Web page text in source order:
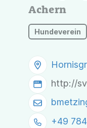
Achern
Hundeverein
http://
+49